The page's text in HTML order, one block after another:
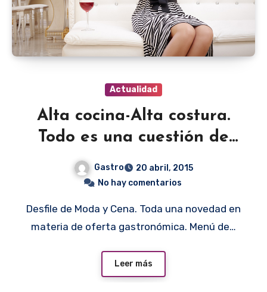
Actualidad
Alta cocina-Alta costura.
Todo es una cuestión de
Gastro
20 abril, 2015
No hay comentarios
Desfile de Moda y Cena. Toda una novedad en
materia de oferta gastronómica. Menú de…
Leer más